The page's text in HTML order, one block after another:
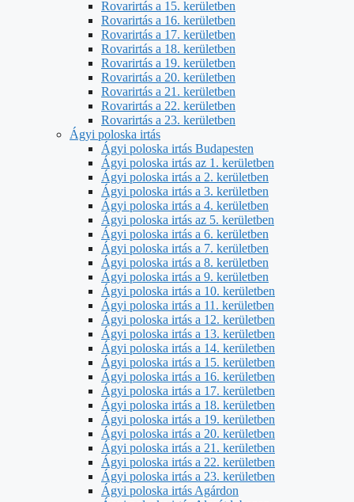
Rovarirtás a 15. kerületben
Rovarirtás a 16. kerületben
Rovarirtás a 17. kerületben
Rovarirtás a 18. kerületben
Rovarirtás a 19. kerületben
Rovarirtás a 20. kerületben
Rovarirtás a 21. kerületben
Rovarirtás a 22. kerületben
Rovarirtás a 23. kerületben
Ágyi poloska irtás
Ágyi poloska irtás Budapesten
Ágyi poloska irtás az 1. kerületben
Ágyi poloska irtás a 2. kerületben
Ágyi poloska irtás a 3. kerületben
Ágyi poloska irtás a 4. kerületben
Ágyi poloska irtás az 5. kerületben
Ágyi poloska irtás a 6. kerületben
Ágyi poloska irtás a 7. kerületben
Ágyi poloska irtás a 8. kerületben
Ágyi poloska irtás a 9. kerületben
Ágyi poloska irtás a 10. kerületben
Ágyi poloska irtás a 11. kerületben
Ágyi poloska irtás a 12. kerületben
Ágyi poloska irtás a 13. kerületben
Ágyi poloska irtás a 14. kerületben
Ágyi poloska irtás a 15. kerületben
Ágyi poloska irtás a 16. kerületben
Ágyi poloska irtás a 17. kerületben
Ágyi poloska irtás a 18. kerületben
Ágyi poloska irtás a 19. kerületben
Ágyi poloska irtás a 20. kerületben
Ágyi poloska irtás a 21. kerületben
Ágyi poloska irtás a 22. kerületben
Ágyi poloska irtás a 23. kerületben
Ágyi poloska irtás Agárdon